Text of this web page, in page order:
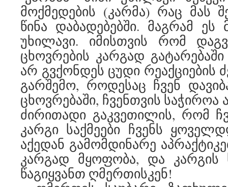
მოქმედების (კარმა) რაც მას
წინა დაბადებებში. მაგრამ
უხილავი. იმისთვის რომ
ცხოვრების კარგად
არ გვქონდეს ცუდი რეაქციების
გარშემო, როდესაც ჩვენ
ცხოვრებაში, ჩვენთვის
ძირითადი გაკვეთილის, რომ
კარგი საქმეები ჩვენს
აქედან გამომდინარე
კარგად მყოფობა, და კარგის
წაგიყვანთ ღმერთისკენ!